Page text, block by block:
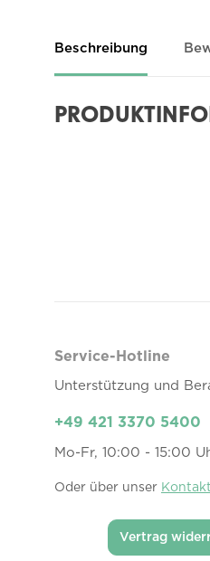
Beschreibung
Service-Hotline
Unterstützung und
+49 421 3370 5400
Mo-Fr, 10:00 - 15:00
Oder über unser
Vertrag